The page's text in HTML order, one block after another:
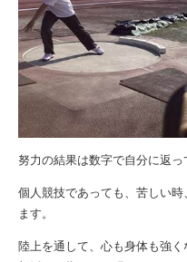
努力の結果は数字で自分に返っ
個人競技であっても、苦しい
ます。
陸上を通して、心も身体も強